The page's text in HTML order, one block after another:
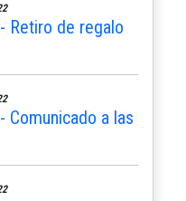
Retiro de regalo
Comunicado a las